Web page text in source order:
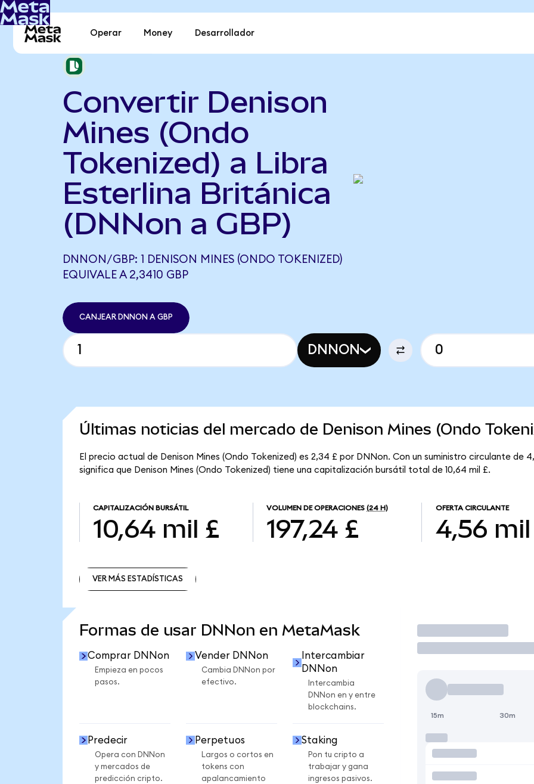
Operar Money Desarrollador
Convertir Denison
Mines (Ondo
Tokenized) a Libra
Esterlina Británica
(DNNon a GBP)
DNNON/GBP: 1 DENISON MINES (ONDO TOKENIZED)
EQUIVALE A 2,3410 GBP
CANJEAR DNNON A GBP
DNNON
Últimas noticias del mercado de Denison Mines (Ondo
El precio actual de Denison Mines (Ondo Tokenized) es 2,34 £ por DNNon. Con un suministro circulante de
significa que Denison Mines (Ondo Tokenized) tiene una capitalización bursátil total de 10,64 mil £.
CAPITALIZACIÓN BURSÁTIL
10,64 mil £
VOLUMEN DE OPERACIONES (24 H)
197,24 £
OFERTA CIRCULANTE
4,56 mil
VER MÁS ESTADÍSTICAS
Formas de usar DNNon en MetaMask
Comprar DNNon
Empieza en pocos
pasos.
Vender DNNon
Cambia DNNon por
efectivo.
Intercambiar
DNNon
Intercambia
DNNon en y entre
blockchains.
Predecir
Opera con DNNon
y mercados de
predicción cripto.
Perpetuos
Largos o cortos en
tokens con
apalancamiento
Staking
Pon tu cripto a
trabajar y gana
ingresos pasivos.
Operar
15m 30m